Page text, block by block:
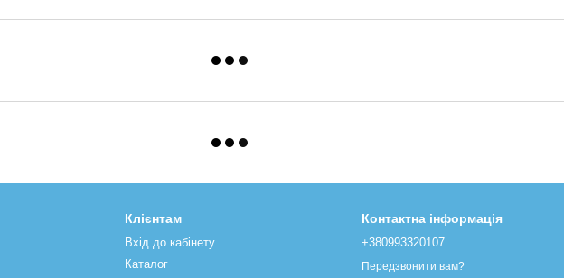
Клієнтам
Вхід до кабінету
Каталог
Контактна інформація
+380993320107
Передзвонити вам?